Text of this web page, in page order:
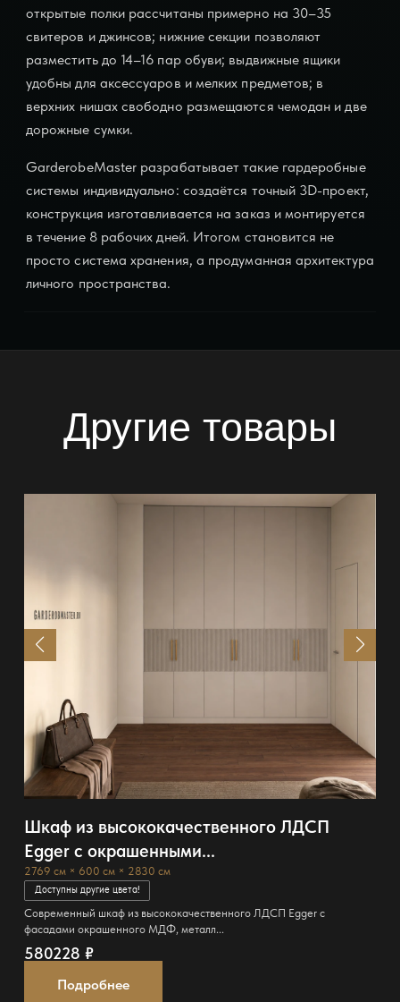
открытые полки рассчитаны примерно на 30–35
свитеров и джинсов; нижние секции позволяют
разместить до 14–16 пар обуви; выдвижные ящики
удобны для аксессуаров и мелких предметов; в
верхних нишах свободно размещаются чемодан и две
дорожные сумки.
GarderobeMaster разрабатывает такие гардеробные
системы индивидуально: создаётся точный 3D-проект,
конструкция изготавливается на заказ и монтируется
в течение 8 рабочих дней. Итогом становится не
просто система хранения, а продуманная архитектура
личного пространства.
Другие товары
Шкаф из высококачественного ЛДСП
Egger с окрашенными...
2769 см × 600 см × 2830 см
Доступны другие цвета!
Современный шкаф из высококачественного ЛДСП Egger с
фасадами окрашенного МДФ, металл...
580228 ₽
Подробнее